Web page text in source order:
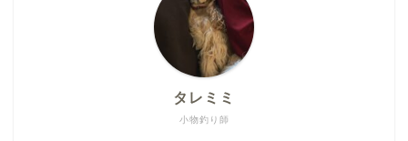
小物釣り師
タレミミ